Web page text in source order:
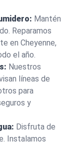
Mantén
Reparamos
en Cheyenne,
el año.
Nuestros
líneas de
para
y
Disfruta de
Instalamos